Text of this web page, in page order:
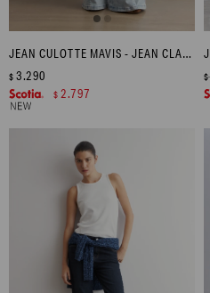
JEAN CULOTTE MAVIS - JEAN CLARO
$ 3.290
$ 2.797
$